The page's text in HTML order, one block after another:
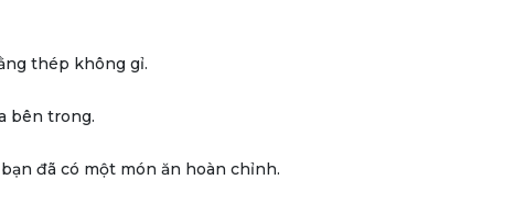
thép không gỉ.​
bên trong.
đã có một món ăn hoàn chỉnh.